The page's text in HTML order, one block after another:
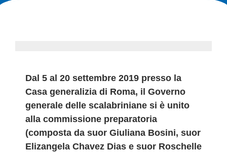
Dal 5 al 20 settembre 2019 presso la
Casa generalizia di Roma, il Governo
generale delle scalabriniane si è unito
alla commissione preparatoria
(composta da suor Giuliana Bosini, suor
Elizangela Chavez Dias e suor Roschelle